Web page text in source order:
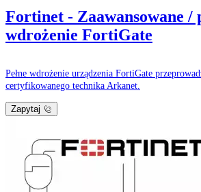
Fortinet - Zaawansowane /
wdrożenie FortiGate
Pełne wdrożenie urządzenia FortiGate
certyfikowanego technika Arkanet.
Zapytaj